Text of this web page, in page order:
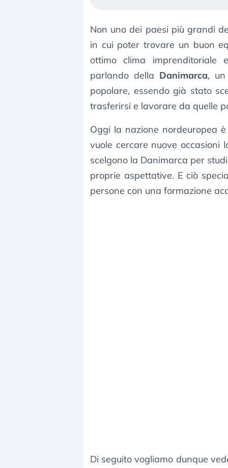
Non uno dei paesi più grandi
in cui poter trovare un buon
ottimo clima imprenditoriale
parlando della Danimarca,
popolare, essendo già stato
trasferirsi e lavorare da quelle
Oggi la nazione nordeuropea
vuole cercare nuove occasioni
scelgono la Danimarca per
proprie aspettative. E ciò
persone con una formazione
Di seguito vogliamo dunque